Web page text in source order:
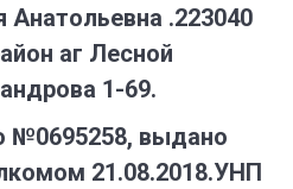
.223040
аг Лесной
1-69.
№0695258, выдано
21.08.2018.УНП